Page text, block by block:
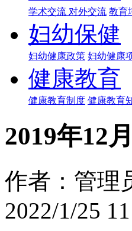
学术交流 对外交流 教育
妇幼保健
妇幼健康政策 妇幼健康
健康教育
健康教育制度 健康教育
2019年12
作者：管
2022/1/25